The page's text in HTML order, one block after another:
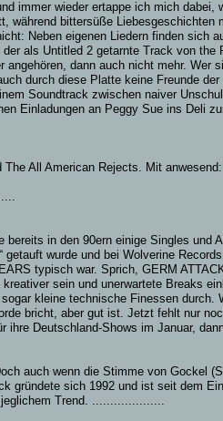
immer wieder ertappe ich mich
während bittersüße
Neben eigenen Liedern finden
als Untitled 2 getarnte Track von the
dann auch nicht mehr.
durch diese Platte keine Freunde
Soundtrack zwischen naiver
Einladungen an Peggy Sue ins Deli
All American Rejects. Mit
in den 90ern einige Singles
wurde und bei Wolverine
typisch war. Sprich, GERM
sein und unerwartete Breaks
kleine technische Finessen
bricht, aber gut ist. Jetzt fehlt nur
Deutschland-Shows im Januar,
auch wenn die Stimme von
gründete sich 1992 und ist seit dem
Trend. ....................